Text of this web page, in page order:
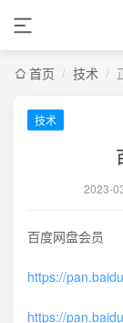
首页 / 技术 /
技术
2023-
百度网盘会员
https://
https://